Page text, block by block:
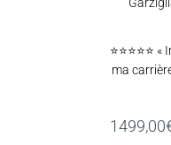
⭐⭐⭐⭐⭐
ma
1499,00